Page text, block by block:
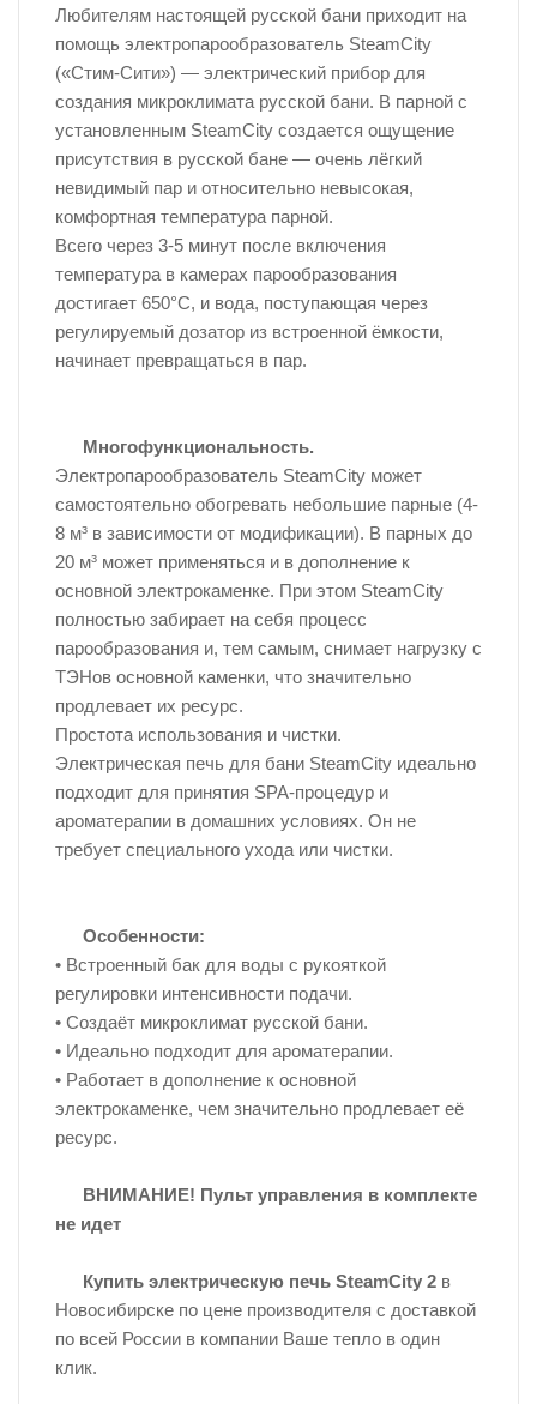
Любителям настоящей русской бани приходит на
помощь электропарообразователь SteamCity
(«Стим-Сити») — электрический прибор для
создания микроклимата русской бани. В парной с
установленным SteamCity создается ощущение
присутствия в русской бане — очень лёгкий
невидимый пар и относительно невысокая,
комфортная температура парной.
Всего через 3-5 минут после включения
температура в камерах парообразования
достигает 650°С, и вода, поступающая через
регулируемый дозатор из встроенной ёмкости,
начинает превращаться в пар.
Многофункциональность.
Электропарообразователь SteamCity может
самостоятельно обогревать небольшие парные (4-
8 м³ в зависимости от модификации). В парных до
20 м³ может применяться и в дополнение к
основной электрокаменке. При этом SteamCity
полностью забирает на себя процесс
парообразования и, тем самым, снимает нагрузку с
ТЭНов основной каменки, что значительно
продлевает их ресурс.
Простота использования и чистки.
Электрическая печь для бани SteamCity идеально
подходит для принятия SPA-процедур и
ароматерапии в домашних условиях. Он не
требует специального ухода или чистки.
Особенности:
• Встроенный бак для воды с рукояткой
регулировки интенсивности подачи.
• Создаёт микроклимат русской бани.
• Идеально подходит для ароматерапии.
• Работает в дополнение к основной
электрокаменке, чем значительно продлевает её
ресурс.
ВНИМАНИЕ! Пульт управления в комплекте
не идет
Купить электрическую печь SteamCity2в
Новосибирске по цене производителя с доставкой
по всей России в компании Ваше тепло в один
клик.